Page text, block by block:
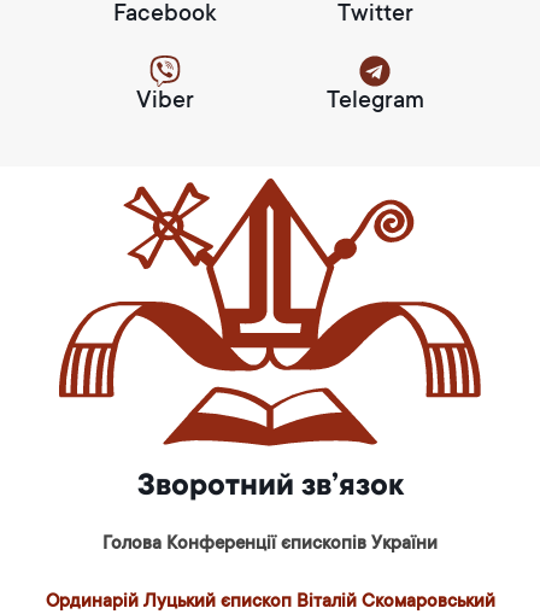
Facebook Twitter
Viber Telegram
Зворотний зв’язок
Голова Конференції єпископів України
Ординарій Луцький єпископ Віталій Скомаровський